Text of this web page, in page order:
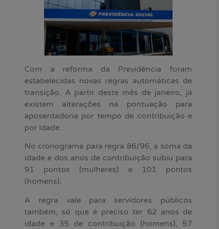
Com a reforma da Previdência foram
estabelecidas novas regras automáticas de
transição. A partir deste mês de janeiro, já
existem alterações na pontuação para
aposentadoria por tempo de contribuição e
por idade.
No cronograma para regra 86/96, a soma da
idade e dos anos de contribuição subiu para
91 pontos (mulheres) e 101 pontos
(homens).
A regra vale para servidores públicos
também, só que é preciso ter 62 anos de
idade e 35 de contribuição (homens), 57